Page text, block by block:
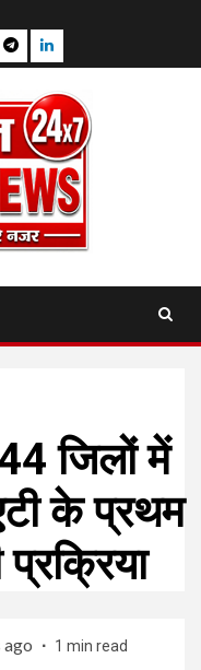
TelegramLinkedin
जिलों में
के प्रथम
ago 1 min read